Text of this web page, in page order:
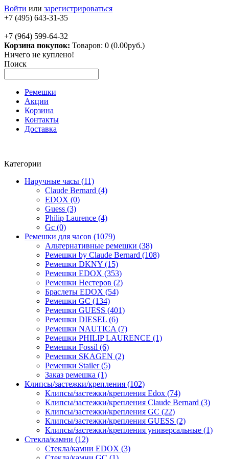
Войти или зарегистрироваться
+7 (495) 643-31-35
+7 (964) 599-64-32
Корзина покупок: Товаров: 0 (0.00руб.)
Ничего не куплено!
Поиск
Ремешки
Акции
Корзина
Контакты
Доставка
Категории
Наручные часы (11)
Claude Bernard (4)
EDOX (0)
Guess (3)
Philip Laurence (4)
Gc (0)
Ремешки для часов (1079)
Альтернативные ремешки (38)
Ремешки by Claude Bernard (108)
Ремешки DKNY (15)
Ремешки EDOX (353)
Ремешки Нестеров (2)
Браслеты EDOX (54)
Ремешки GC (134)
Ремешки GUESS (401)
Ремешки DIESEL (6)
Ремешки NAUTICA (7)
Ремешки PHILIP LAURENCE (1)
Ремешки Fossil (6)
Ремешки SKAGEN (2)
Ремешки Stailer (5)
Заказ ремешка (1)
Клипсы/застежки/крепления (102)
Клипсы/застежки/крепления Edox (74)
Клипсы/застежки/крепления Claude Bernard (3)
Клипсы/застежки/крепления GC (22)
Клипсы/застежки/крепления GUESS (2)
Клипсы/застежки/крепления универсальные (1)
Стекла/камни (12)
Стекла/камни EDOX (3)